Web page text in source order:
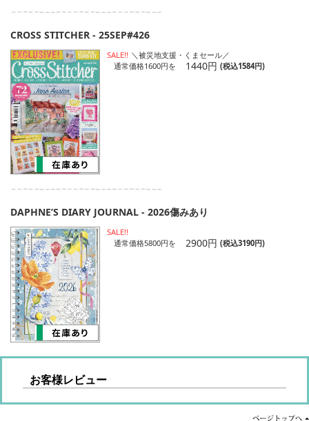
CROSS STITCHER - 25SEP#426
SALE!! ＼被災地支援・くまセール／
通常価格1600円を
1440円 (税込1584円)
DAPHNE’S DIARY JOURNAL - 2026傷みあり
SALE!!
通常価格5800円を
2900円 (税込3190円)
お客様レビュー